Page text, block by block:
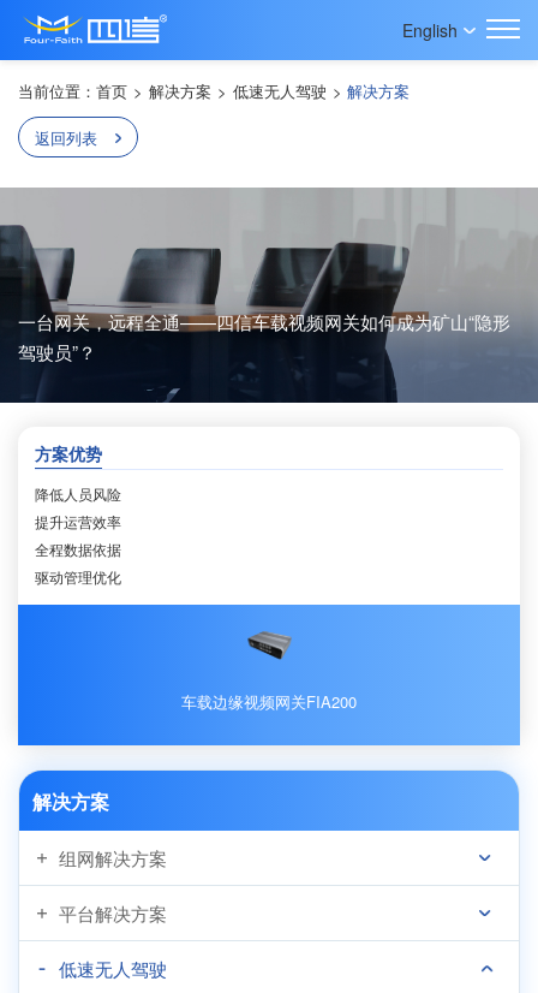
English
当前位置： 首页 > 解决方案 > 低速无人驾驶 > 解决方案
返回列表
一台网关，远程全通——四信车载视频网关如何成为矿山“隐形
驾驶员”？
方案优势
降低人员风险
提升运营效率
全程数据依据
驱动管理优化
车载边缘视频网关FIA200
解决方案
组网解决方案
平台解决方案
低速无人驾驶